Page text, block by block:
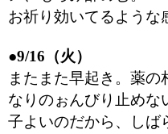
お祈り効いてるような
●9/16（火）
またまた早起き。薬
なりのぉんびり止めな
子よいのだから、しば